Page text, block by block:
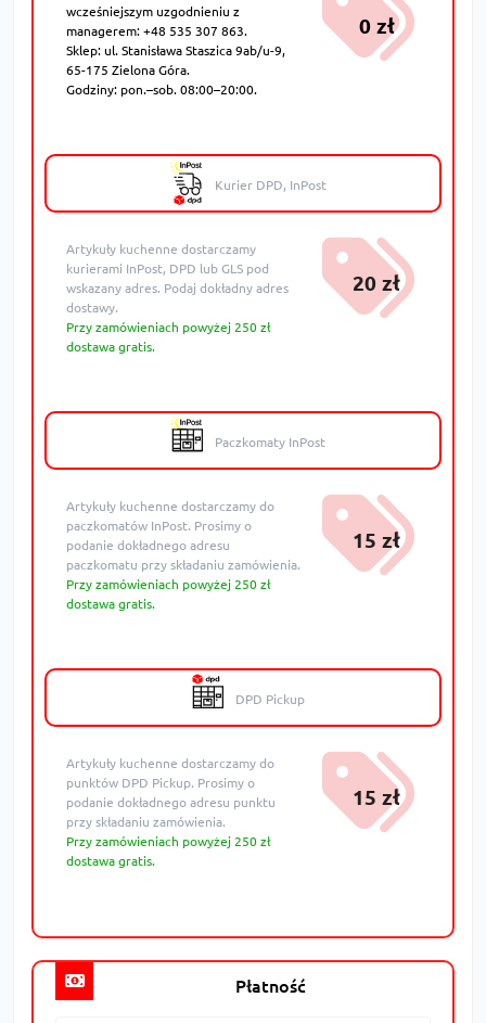
wcześniejszym uzgodnieniu z
managerem: +48 535 307 863.
Sklep: ul. Stanisława Staszica 9ab/u-9,
65-175 Zielona Góra.
Godziny: pon.–sob. 08:00–20:00.
0 zł
Kurier DPD, InPost
Artykuły kuchenne dostarczamy
kurierami InPost, DPD lub GLS pod
wskazany adres. Podaj dokładny adres
dostawy.
Przy zamówieniach powyżej 250 zł
dostawa gratis.
20 zł
Paczkomaty InPost
Artykuły kuchenne dostarczamy do
paczkomatów InPost. Prosimy o
podanie dokładnego adresu
paczkomatu przy składaniu zamówienia.
Przy zamówieniach powyżej 250 zł
dostawa gratis.
15 zł
DPD Pickup
Artykuły kuchenne dostarczamy do
punktów DPD Pickup. Prosimy o
podanie dokładnego adresu punktu
przy składaniu zamówienia.
Przy zamówieniach powyżej 250 zł
dostawa gratis.
15 zł
Płatność